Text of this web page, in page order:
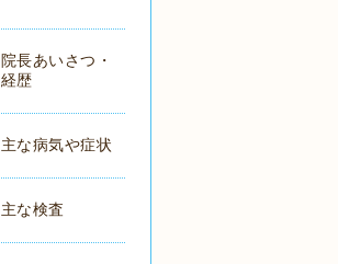
院長あいさつ・
経歴
主な病気や症状
主な検査